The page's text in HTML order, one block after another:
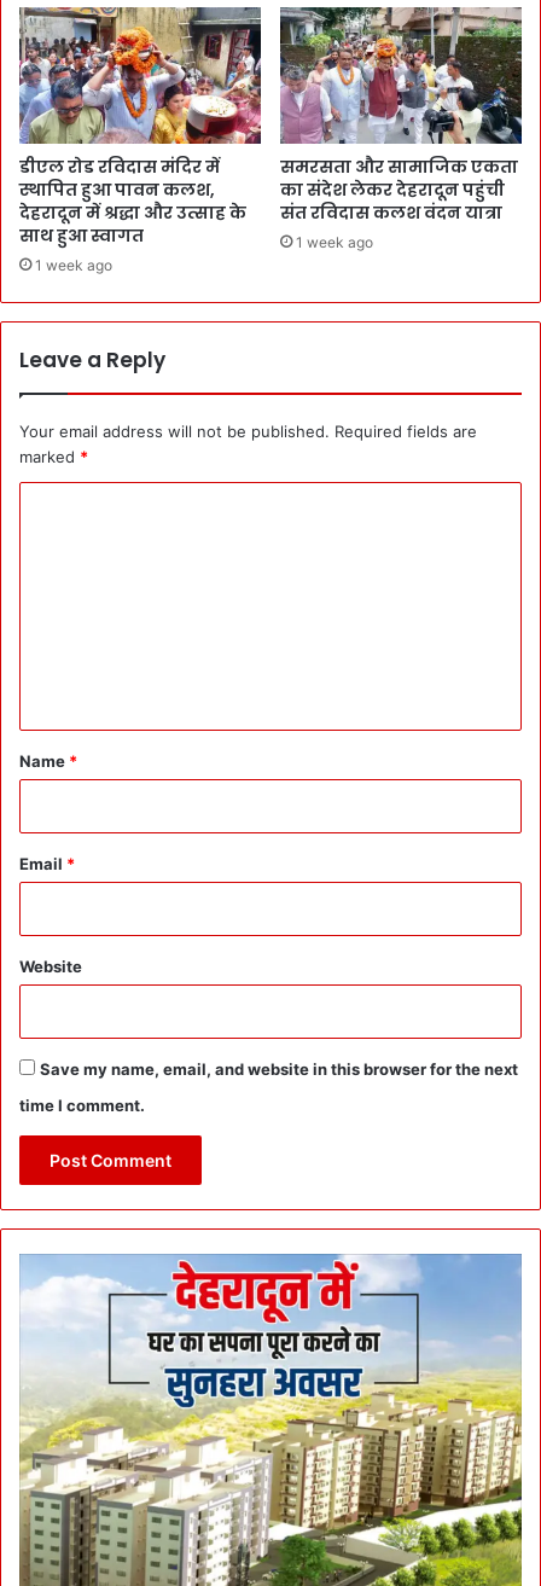
डीएल रोड रविदास मंदिर में
स्थापित हुआ पावन कलश,
देहरादून में श्रद्धा और उत्साह के
साथ हुआ स्वागत
1 week ago
समरसता और सामाजिक एकता
का संदेश लेकर देहरादून पहुंची
संत रविदास कलश वंदन यात्रा
1 week ago
Leave a Reply
Your email address will not be published. Required fields are
marked *
*
Name *
Email *
Website
Save my name, email, and website in this browser for the next
time I comment.